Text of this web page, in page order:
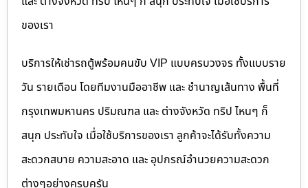
ของเรา
บริการให้เช่ารถตู้พร้อมคนขับ VIP แบบครบวงจร ทั้งแบบราย
วัน รายเดือน โดยทีมงานมืออาชีพ และ ชำนาญเส้นทาง พื้นที่
กรุงเทพมหานคร ปริมณฑล และ ต่างจังหวัด ทริป ไหนๆ ก็
สนุก ประทับใจ เมื่อใช้บริการของเรา ลูกค้าจะได้รับทั้งความ
สะดวกสบาย ความสะอาด และ อุปกรณ์อำนวยความสะดวก
ต่างๆอย่างครบครัน